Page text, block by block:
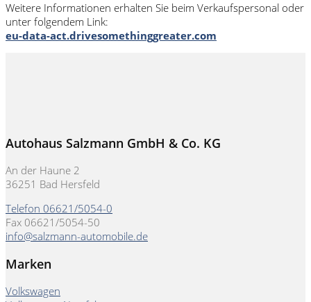
Weitere Informationen erhalten Sie beim Verkaufspersonal oder
unter folgendem Link:
eu-data-act.drivesomethinggreater.com
Autohaus Salzmann GmbH & Co. KG
An der Haune 2
36251 Bad Hersfeld
Telefon 06621/5054-0
Fax 06621/5054-50
info@salzmann-automobile.de
Marken
Volkswagen